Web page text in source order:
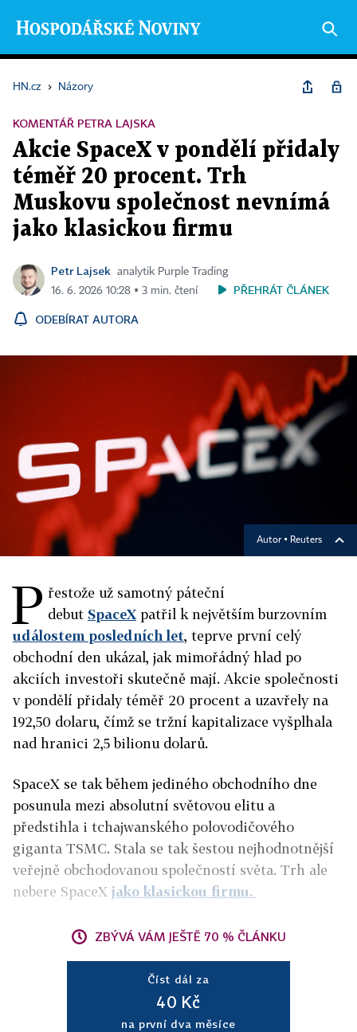
HN.cz › Názory
KOMENTÁŘ PETRA LAJSKA
Akcie SpaceX v pondělí přidaly
téměř 20 procent. Trh
Muskovu společnost nevnímá
jako klasickou firmu
Petr Lajsek
analytik Purple Trading
16. 6. 2026 10:28 ▪ 3 min. čtení
PŘEHRÁT ČLÁNEK
ODEBÍRAT AUTORA
Autor ▪ Reuters
P řestože už samotný páteční
debut SpaceX patřil k největším burzovním
událostem posledních let, teprve první celý
obchodní den ukázal, jak mimořádný hlad po
akciích investoři skutečně mají. Akcie společnosti
v pondělí přidaly téměř 20 procent a uzavřely na
192,50 dolaru, čímž se tržní kapitalizace vyšplhala
nad hranici 2,5 bilionu dolarů.
SpaceX se tak během jediného obchodního dne
posunula mezi absolutní světovou elitu a
předstihla i tchajwanského polovodičového
giganta TSMC. Stala se tak šestou nejhodnotnější
veřejně obchodovanou společností světa. Trh ale
nebere SpaceX jako klasickou firmu.
ZBÝVÁ VÁM JEŠTĚ 70 % ČLÁNKU
Číst dál za
40 Kč
na první dva měsíce